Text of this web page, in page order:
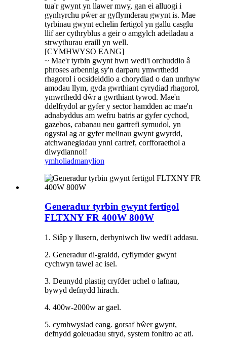
tua'r gwynt yn llawer mwy, gan ei alluogi i
gynhyrchu pŵer ar gyflymderau gwynt is. Mae
tyrbinau gwynt echelin fertigol yn gallu casglu
llif aer cythryblus a geir o amgylch adeiladau a
strwythurau eraill yn well.
[CYMHWYSO EANG]
~ Mae'r tyrbin gwynt hwn wedi'i orchuddio â
phroses arbennig sy'n darparu ymwrthedd
rhagorol i ocsideiddio a chorydiad o dan unrhyw
amodau llym, gyda gwrthiant cyrydiad rhagorol,
ymwrthedd dŵr a gwrthiant tywod. Mae'n
ddelfrydol ar gyfer y sector hamdden ac mae'n
adnabyddus am wefru batris ar gyfer cychod,
gazebos, cabanau neu gartrefi symudol, yn
ogystal ag ar gyfer melinau gwynt gwyrdd,
atchwanegiadau ynni cartref, corfforaethol a
diwydiannol!
ymholiadmanylion
Generadur tyrbin gwynt fertigol
FLTXNY FR 400W 800W
1. Siâp y llusern, derbyniwch liw wedi'i addasu.
2. Generadur di-graidd, cyflymder gwynt
cychwyn tawel ac isel.
3. Deunydd plastig cryfder uchel o lafnau,
bywyd defnydd hirach.
4. 400w-2000w ar gael.
5. cymhwysiad eang. gorsaf bŵer gwynt,
defnydd goleuadau stryd, system fonitro ac ati.